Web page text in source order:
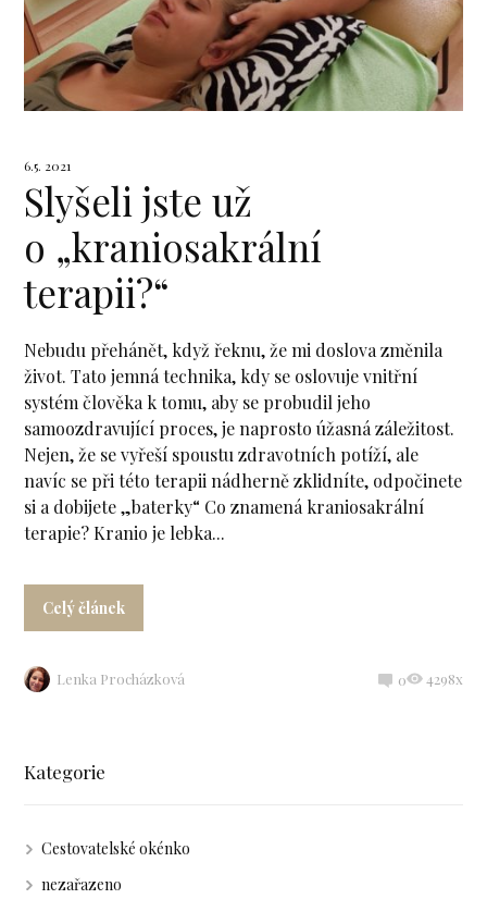
6.5. 2021
Slyšeli jste už
o „kraniosakrální
terapii?“
Nebudu přehánět, když řeknu, že mi doslova změnila
život. Tato jemná technika, kdy se oslovuje vnitřní
systém člověka k tomu, aby se probudil jeho
samoozdravující proces, je naprosto úžasná záležitost.
Nejen, že se vyřeší spoustu zdravotních potíží, ale
navíc se při této terapii nádherně zklidníte, odpočinete
si a dobijete „baterky“ Co znamená kraniosakrální
terapie? Kranio je lebka...
Celý článek
Lenka Procházková 0 4298x
Kategorie
Cestovatelské okénko
nezařazeno